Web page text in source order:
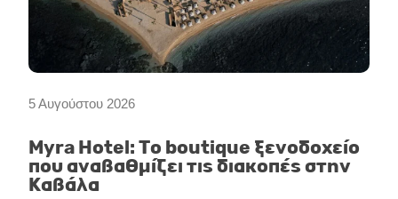
5 Αυγούστου 2026
Myra Hotel: Το boutique ξενοδοχείο
που αναβαθμίζει τις διακοπές στην
Καβάλα